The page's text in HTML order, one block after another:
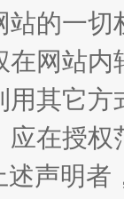
的一
网站
其它
在授
述声明